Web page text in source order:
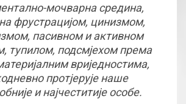
мочварна средина,
фрустрацијом, цинизмом,
пасивном и активном
тупилом, подсмјехом према
вриједностима,
протјерује наше
и најчеститије особе.